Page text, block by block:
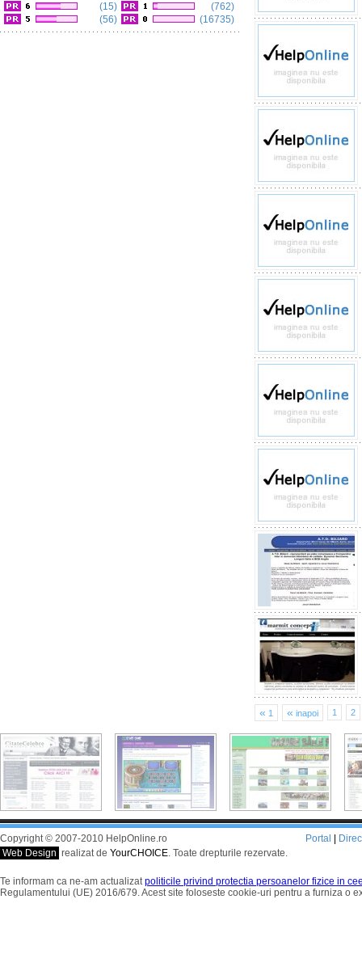
(15)
(56)
(762)
(16735)
« 1 « inapoi 1 2
Copyright © 2007-2010 HelpOnline.ro
Web Design realizat de YourCHOICE. Toate drepturile rezervate.
Portal
Te informam ca ne-am actualizatpoliticile privind protectia persoanelor fizice in
Regulamentului (UE) 2016/679. Acest site foloseste cookie-uri pentru a furniza o